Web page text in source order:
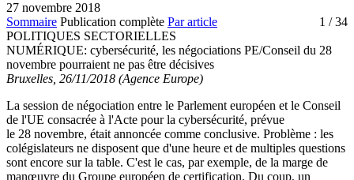
27 novembre 2018
Sommaire Publication complète Par article 1 / 34
POLITIQUES SECTORIELLES
NUMÉRIQUE: cybersécurité, les négociations PE/Conseil du 28
novembre pourraient ne pas être décisives
Bruxelles, 26/11/2018 (Agence Europe)
La session de négociation entre le Parlement européen et le Conseil
de l'UE consacrée à l'Acte pour la cybersécurité, prévue
le 28 novembre, était annoncée comme conclusive. Problème : les
colégislateurs ne disposent que d'une heure et de multiples questions
sont encore sur la table. C'est le cas, par exemple, de la marge de
manœuvre du Groupe européen de certification. Du coup, un